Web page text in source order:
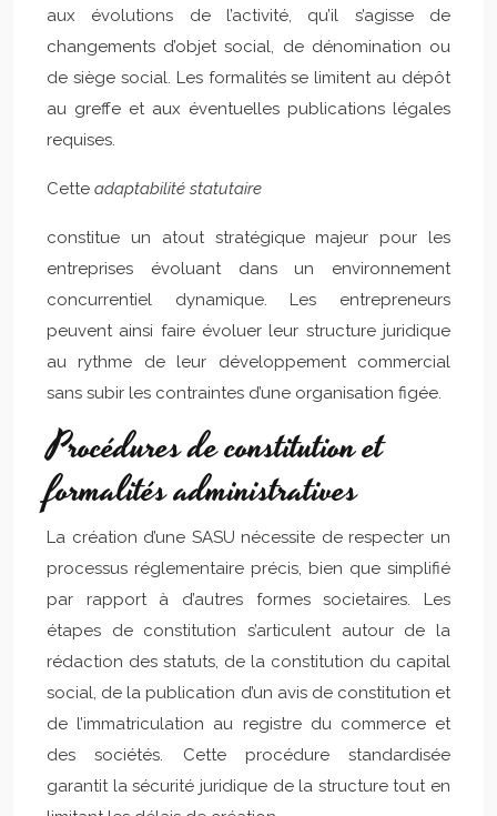
aux évolutions de l’activité, qu’il s’agisse de
changements d’objet social, de dénomination ou
de siège social. Les formalités se limitent au dépôt
au greffe et aux éventuelles publications légales
requises.
Cette adaptabilité statutaire
constitue un atout stratégique majeur pour les
entreprises évoluant dans un environnement
concurrentiel dynamique. Les entrepreneurs
peuvent ainsi faire évoluer leur structure juridique
au rythme de leur développement commercial
sans subir les contraintes d’une organisation figée.
Procédures de constitution et
formalités administratives
La création d’une SASU nécessite de respecter un
processus réglementaire précis, bien que simplifié
par rapport à d’autres formes societaires. Les
étapes de constitution s’articulent autour de la
rédaction des statuts, de la constitution du capital
social, de la publication d’un avis de constitution et
de l’immatriculation au registre du commerce et
des sociétés. Cette procédure standardisée
garantit la sécurité juridique de la structure tout en